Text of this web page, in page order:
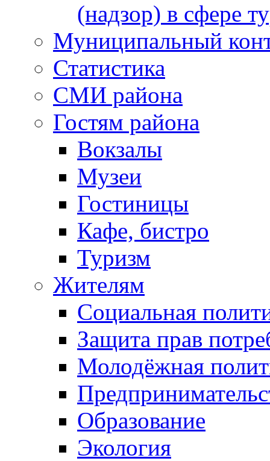
(надзор) в сфере
Муниципальный
Статистика
СМИ района
Гостям района
Вокзалы
Музеи
Гостиницы
Кафе, бистро
Туризм
Жителям
Социальная
Защита прав
Молодёжная
Образование
Экология